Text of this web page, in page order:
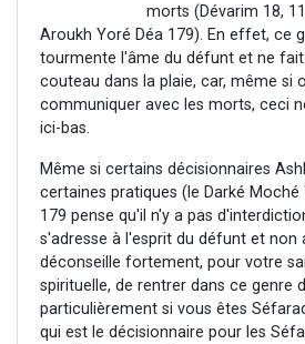
morts (Dévarim 18,
Aroukh Yoré Déa 179). En effet, ce
tourmente l'âme du défunt et ne
couteau dans la plaie, car, même si
communiquer avec les morts, ceci
ici-bas.
Même si certains décisionnaires
certaines pratiques (le Darké Moché
179 pense qu'il n'y a pas
s'adresse à l'esprit du défunt et non
déconseille fortement, pour votre
spirituelle, de rentrer dans ce genre
particulièrement si vous êtes
qui est le décisionnaire pour les